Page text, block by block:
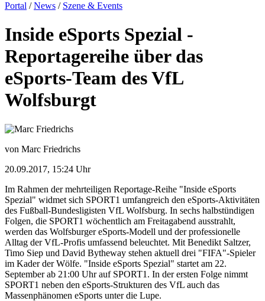
Portal /News / Szene & Events
Inside eSports Spezial -
Reportagereihe über das
eSports-Team des VfL
Wolfsburgt
von Marc Friedrichs
20.09.2017, 15:24 Uhr
Im Rahmen der mehrteiligen Reportage-Reihe "Inside eSports
Spezial" widmet sich SPORT1 umfangreich den eSports-Aktivitäten
des Fußball-Bundesligisten VfL Wolfsburg. In sechs halbstündigen
Folgen, die SPORT1 wöchentlich am Freitagabend ausstrahlt,
werden das Wolfsburger eSports-Modell und der professionelle
Alltag der VfL-Profis umfassend beleuchtet. Mit Benedikt Saltzer,
Timo Siep und David Bytheway stehen aktuell drei "FIFA"-Spieler
im Kader der Wölfe. "Inside eSports Spezial" startet am 22.
September ab 21:00 Uhr auf SPORT1. In der ersten Folge nimmt
SPORT1 neben den eSports-Strukturen des VfL auch das
Massenphänomen eSports unter die Lupe.